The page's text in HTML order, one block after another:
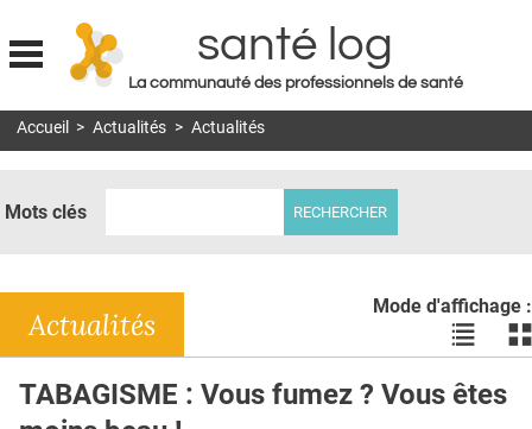
Jump to navigation
santé log
La communauté des professionnels de santé
MON COMPTE
DOSSIERS
RÉSEAUX
E-REVUE SAD
Accueil > Actualités > Actualités
Mots clés
Mode d'affichage :
Voir
les
en
les
Actualités
TABAGISME : Vous fumez ? Vous êtes